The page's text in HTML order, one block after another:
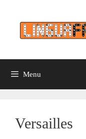
content
Menu
Versailles